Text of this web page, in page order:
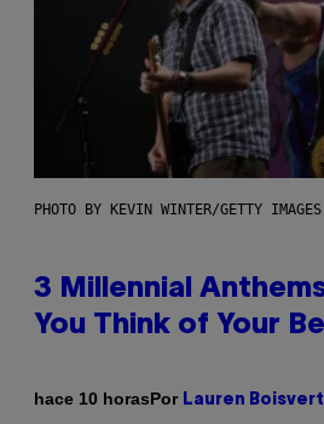
PHOTO BY KEVIN WINTER/GETTY
3 Millennial
You Think of Your
hace 10 horasPor Lauren Boisvert